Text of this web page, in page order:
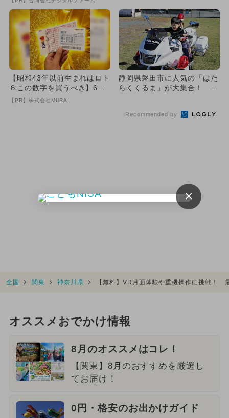
【昭和43年以前生まれはロト
６この数字を買うべき】6つ
の数字が「完全一致」する
【PR】株式会社MURA
静岡県磐田市に人気の「はた
らくくるま」が大集合！ 親
Recommended by
全国 関東 神奈川県 【無料】VR月面体験や重機操作に挑戦！
オススメおでかけ情報
8月のオススメはコレ！
【関東】8月のおすすめを厳選し
てお届け！
0円・格安のお出かけガイド
×